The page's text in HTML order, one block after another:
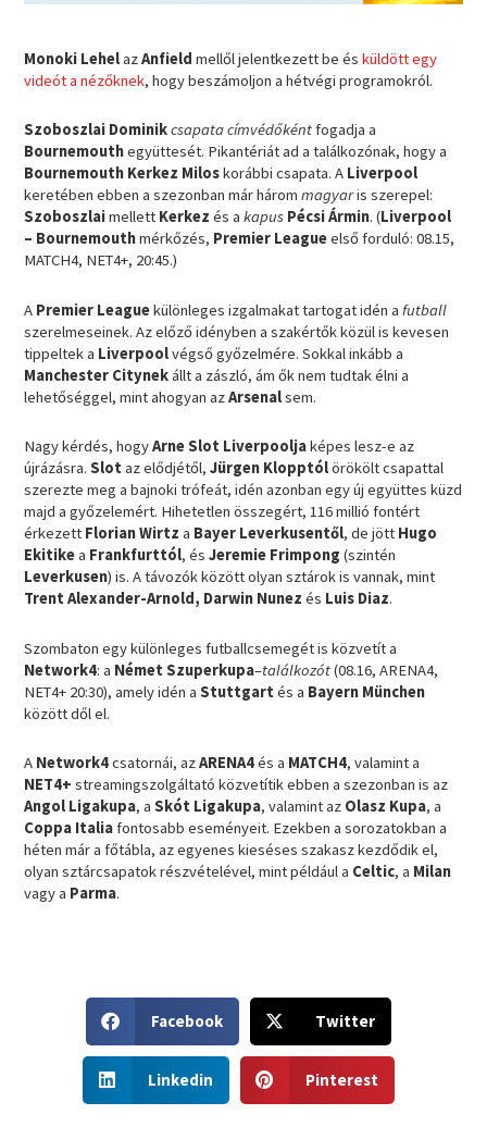
Monoki LehelazAnfield mellől jelentkezett be ésküldött egy
videót a nézőknek, hogy beszámoljon a hétvégi programokról.
Szoboszlai Dominikcsapata címvédőkéntfogadja a
Bournemouthegyüttesét. Pikantériát ad a találkozónak, hogy a
Bournemouth Kerkez Miloskorábbi csapata. A Liverpool
keretében ebben a szezonban már hárommagyaris szerepel:
Szoboszlaimellett Kerkez és akapus Pécsi Ármin. (Liverpool
– Bournemouthmérkőzés, Premier Leagueelső forduló: 08.15,
MATCH4, NET4+, 20:45.)
A Premier Leaguekülönleges izgalmakat tartogat idén afutball
szerelmeseinek. Az előző idényben a szakértők közül is kevesen
tippeltek a Liverpoolvégső győzelmére. Sokkal inkább a
Manchester Citynekállt a zászló, ám ők nem tudtak élni a
lehetőséggel, mint ahogyan azArsenalsem.
Nagy kérdés, hogyArne Slot Liverpooljaképes lesz-e az
újrázásra.Slot az elődjétől,Jürgen Klopptólörökölt csapattal
szerezte meg a bajnoki trófeát, idén azonban egy új együttes küzd
majd a győzelemért. Hihetetlen összegért, 116 millió fontért
érkezett Florian Wirtz a Bayer Leverkusentől, de jött Hugo
Ekitikea Frankfurttól, ésJeremie Frimpong (szintén
Leverkusen) is. A távozók között olyan sztárok is vannak, mint
Trent Alexander-Arnold, Darwin Nunez és Luis Diaz.
Szombaton egy különleges futballcsemegét is közvetít a
Network4: a Német Szuperkupa–találkozót(08.16, ARENA4,
NET4+ 20:30), amely idén aStuttgart és a Bayern München
között dől el.
A Network4csatornái, azARENA4és a MATCH4, valamint a
NET4+ streamingszolgáltató közvetítik ebben a szezonban is az
Angol Ligakupa, aSkót Ligakupa, valamint az Olasz Kupa, a
Coppa Italiafontosabb eseményeit. Ezekben a sorozatokban a
héten már a főtábla, az egyenes kieséses szakasz kezdődik el,
olyan sztárcsapatok részvételével, mint például a Celtic, a Milan
vagy a Parma.
h
a
r
Facebook
h
a
Twitter
h
a
Linkedin
h
a
Pinterest